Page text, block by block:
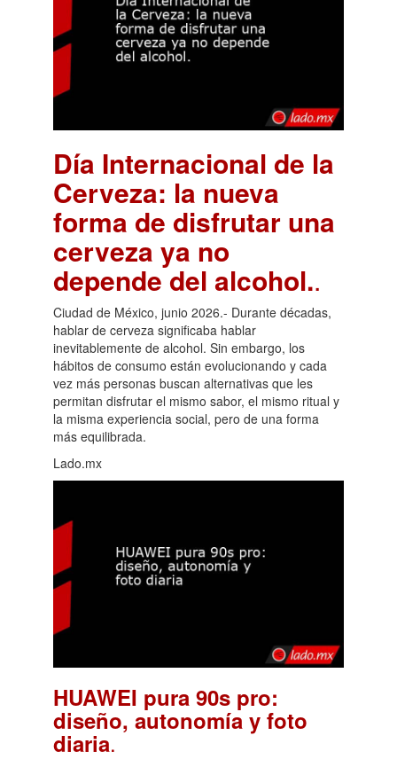
Día Internacional de la
Cerveza: la nueva
forma de disfrutar una
cerveza ya no
depende del alcohol..
Ciudad de México, junio 2026.- Durante décadas,
hablar de cerveza significaba hablar
inevitablemente de alcohol. Sin embargo, los
hábitos de consumo están evolucionando y cada
vez más personas buscan alternativas que les
permitan disfrutar el mismo sabor, el mismo ritual y
la misma experiencia social, pero de una forma
más equilibrada.
Lado.mx
HUAWEI pura 90s pro:
diseño, autonomía y foto
diaria.